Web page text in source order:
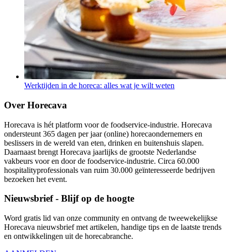
Werktijden in de horeca: alles wat je wilt weten
Over Horecava
Horecava is hét platform voor de foodservice-industrie. Horecava
ondersteunt 365 dagen per jaar (online) horecaondernemers en
beslissers in de wereld van eten, drinken en buitenshuis slapen.
Daarnaast brengt Horecava jaarlijks de grootste Nederlandse
vakbeurs voor en door de foodservice-industrie. Circa 60.000
hospitalityprofessionals van ruim 30.000 geïnteresseerde bedrijven
bezoeken het event.
Nieuwsbrief - Blijf op de hoogte
Word gratis lid van onze community en ontvang de tweewekelijkse
Horecava nieuwsbrief met artikelen, handige tips en de laatste trends
en ontwikkelingen uit de horecabranche.